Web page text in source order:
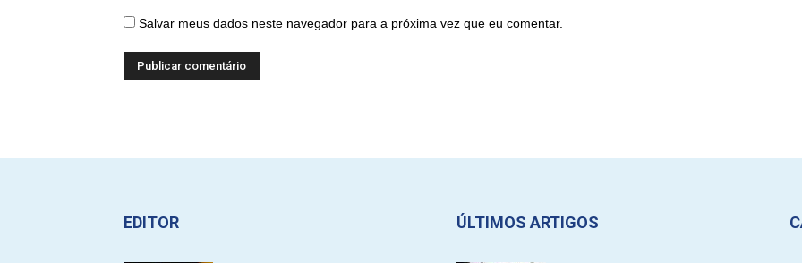
Salvar meus dados neste navegador para a próxima vez que eu comentar.
EDITOR ÚLTIMOS ARTIGOS